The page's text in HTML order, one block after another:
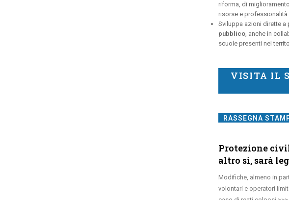
riforma, di
risorse e professionalità
Sviluppa azioni dirette a
pubblico, anche in
scuole presenti nel
VISITA IL
RASSEGNA
Protezione
altro sì, sarà
Modifiche, almeno in
volontari e operatori